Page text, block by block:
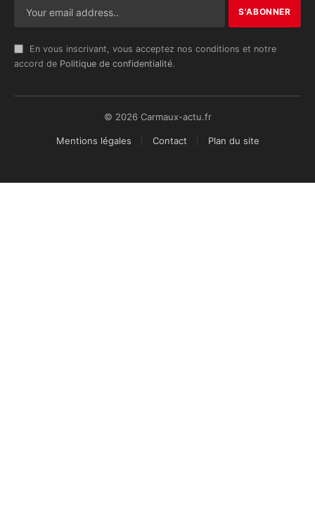
En vous inscrivant, vous acceptez nos conditions et notre
accord de Politique de confidentialité.
© 2026 Carmaux-actu.fr
Mentions légales Contact Plan du site